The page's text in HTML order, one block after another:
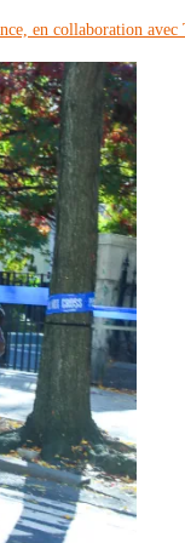
en collaboration avec